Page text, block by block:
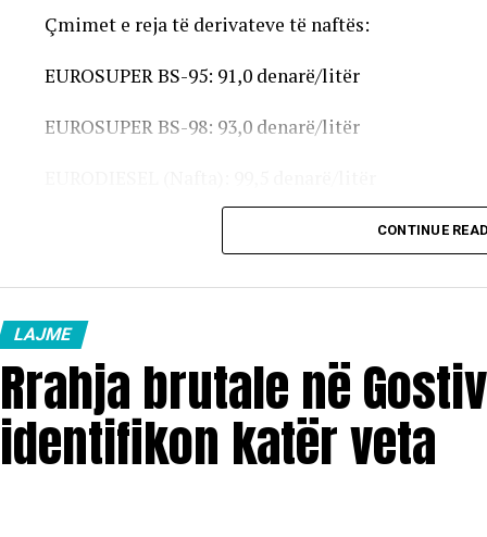
Çmimet e reja të derivateve të naftës:
EUROSUPER BS-95: 91,0 denarë/litër
EUROSUPER BS-98: 93,0 denarë/litër
Vaji ekstra i lehtë (EL-1): 98,5 denarë/litërCONTINUE
LAJME
Rrahja brutale në
identifikon katër veta